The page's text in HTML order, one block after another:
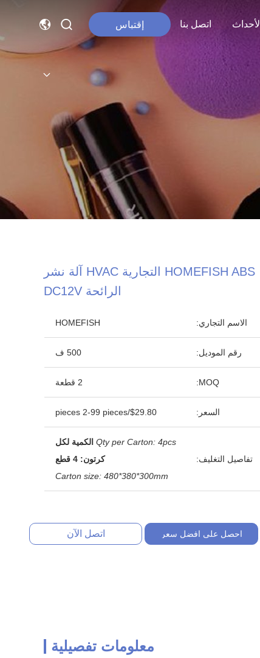
الأحداث اتصل بنا إقتباس
HOMEFISH ABS التجارية HVAC آلة نشر
الرائحة DC12V
الاسم التجاري: HOMEFISH
رقم الموديل: 500 ف
MOQ: 2 قطعة
السعر: $29.80/pieces 2-99 pieces
تفاصيل التغليف:
Qty per Carton: 4pcs الكمية لكل
كرتون: 4 قطع
Carton size: 480*380*300mm
احصل على افضل سعر اتصل الآن
معلومات تفصيلية